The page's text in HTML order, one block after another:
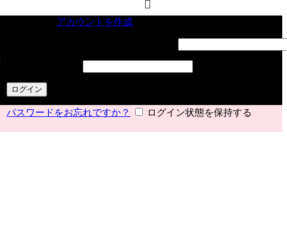
アカウントを作成
ログイン
パスワードをお忘れですか？ ログイン状態を保持する